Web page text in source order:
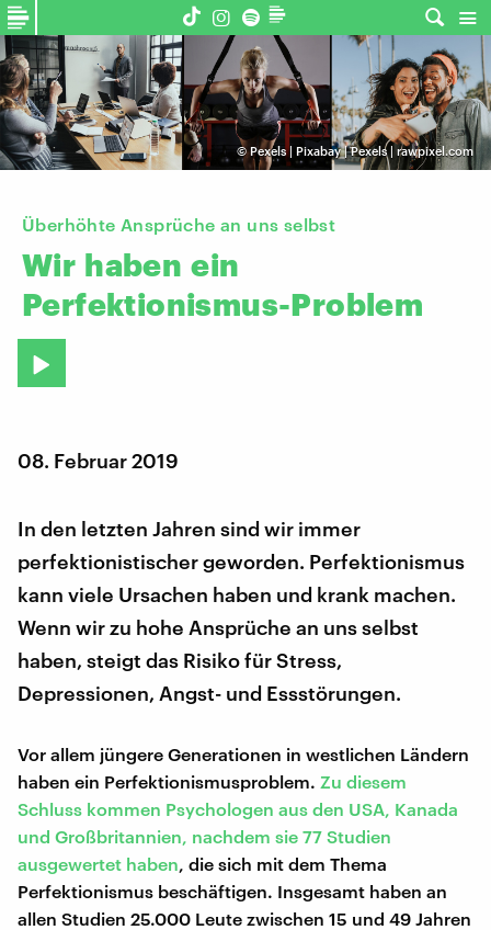
©Pexels | Pixabay | Pexels | rawpixel.com
Überhöhte Ansprüche an uns selbst
Wir haben ein
Perfektionismus-Problem
08. Februar 2019
In den letzten Jahren sind wir immer
perfektionistischer geworden. Perfektionismus
kann viele Ursachen haben und krank machen.
Wenn wir zu hohe Ansprüche an uns selbst
haben, steigt das Risiko für Stress,
Depressionen, Angst- und Essstörungen.
Vor allem jüngere Generationen in westlichen Ländern
haben ein Perfektionismusproblem. Zu diesem
Schluss kommen Psychologen aus den USA, Kanada
und Großbritannien, nachdem sie 77 Studien
ausgewertet haben , die sich mit dem Thema
Perfektionismus beschäftigen. Insgesamt haben an
allen Studien 25.000 Leute zwischen 15 und 49 Jahren